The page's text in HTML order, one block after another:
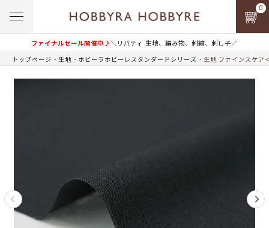
ファイナルセール開催中♪＼リバティ 生地、編み物、刺繍、刺し子／
0
トップページ 生地 ホビーラホビーレスタンダードシリーズ 生地 ファインスケア